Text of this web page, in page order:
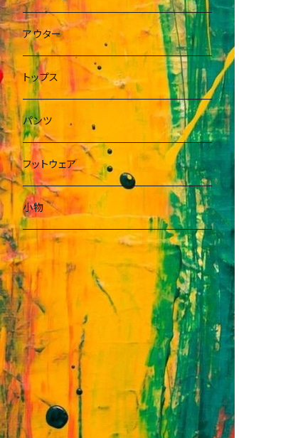
アウター
トップス
パンツ
フットウェア
小物